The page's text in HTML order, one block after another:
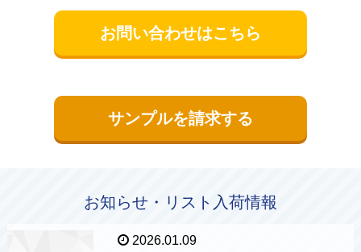
お問い合わせはこちら
サンプルを請求する
お知らせ・リスト入荷情報
2026.01.09